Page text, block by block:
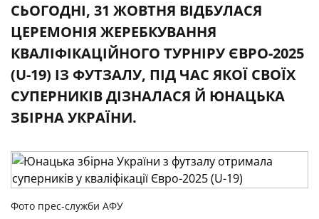
СЬОГОДНІ, 31 ЖОВТНЯ ВІДБУЛАСЯ
ЦЕРЕМОНІЯ ЖЕРЕБКУВАННЯ
КВАЛІФІКАЦІЙНОГО ТУРНІРУ ЄВРО-2025
(U-19) ІЗ ФУТЗАЛУ, ПІД ЧАС ЯКОЇ СВОЇХ
СУПЕРНИКІВ ДІЗНАЛАСЯ Й ЮНАЦЬКА
ЗБІРНА УКРАЇНИ.
Фото прес-служби АФУ